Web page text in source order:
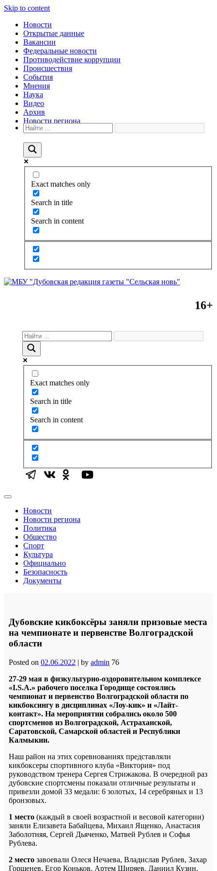
Skip to content
Новости
Открытые данные
Вакансии
Федеральные новости
Противодействие коррупции
Происшествия
События
Мнения
Наука
Видео
Архив
Новости региона
Exact matches only
Search in title
Search in content
16+
Exact matches only
Search in title
Search in content
Новости
Новости региона
Политика
Общество
Спорт
Культура
Официально
Безопасность
Документы
Дубовские кикбоксёры заняли призовые места
на чемпионате и первенстве Волгоградской
области
Posted on 02.06.2022 | by admin 76
27-29 мая в физкультурно-оздоровительном комплексе
«I.S.A.» рабочего поселка Городище состоялись
чемпионат и первенство Волгоградской области по
кикбоксингу в дисциплинах «Лоу-кик» и «Лайт-
контакт». На мероприятии собрались около 500
спортсменов из Волгоградской, Астраханской,
Саратовской, Самарской областей и Республики
Калмыкии.
Наш район на этих соревнованиях представляли
кикбоксеры спортивного клуба «Виктория» под
руководством тренера Сергея Стрижакова. В очередной раз
дубовские спортсмены показали отличные результаты и
привезли домой 33 медали: 6 золотых, 14 серебряных и 13
бронзовых.
1 место (каждый в своей возрастной и весовой категории)
заняли Елизавета Бабайцева, Михаил Ященко, Анастасия
Заболотняя, Сергей Дьяченко, Матвей Рублев и Софья
Рублева.
2 место завоевали Олеся Нечаева, Владислав Рублев, Захар
Горшенев, Егор Коньков, Артем Ширяев, Даниил Кузин,